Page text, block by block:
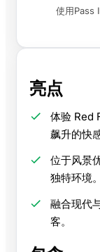
使用Pass
亮点
体验 Red
飙升的快
位于风景
独特环境。
融合现代
客。